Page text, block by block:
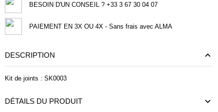
BESOIN D'UN CONSEIL ? +33 3 67 30 04 07
PAIEMENT EN 3X OU 4X - Sans frais avec ALMA
DESCRIPTION
Kit de joints : SK0003
DÉTAILS DU PRODUIT